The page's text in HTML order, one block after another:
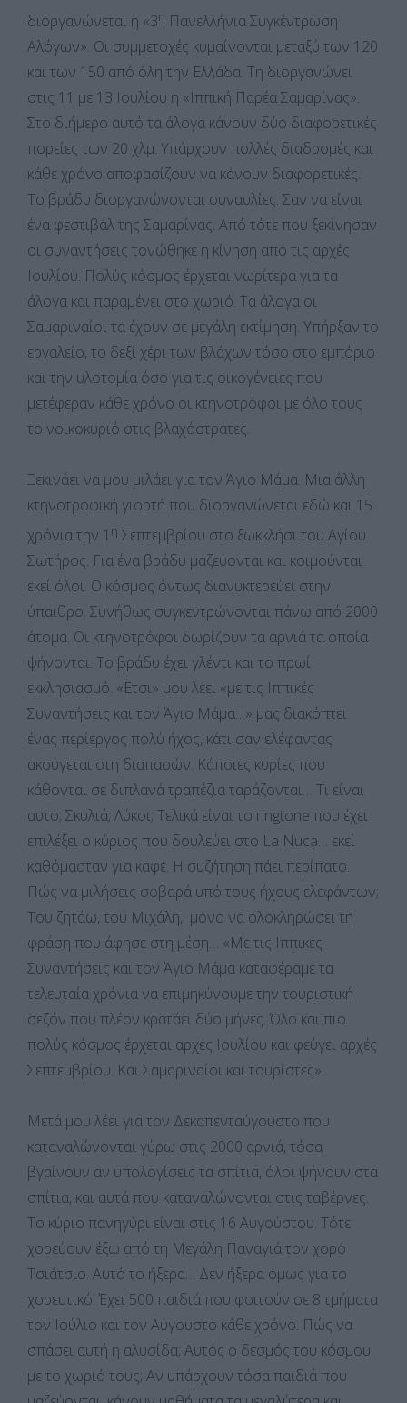
διοργανώνεται η «3η Πανελλήνια Συγκέντρωση
Αλόγων». Οι συμμετοχές κυμαίνονται μεταξύ των 120
και των 150 από όλη την Ελλάδα. Τη διοργανώνει
στις 11 με 13 Ιουλίου η «Ιππική Παρέα Σαμαρίνας».
Στο διήμερο αυτό τα άλογα κάνουν δύο διαφορετικές
πορείες των 20 χλμ. Υπάρχουν πολλές διαδρομές και
κάθε χρόνο αποφασίζουν να κάνουν διαφορετικές.
Το βράδυ διοργανώνονται συναυλίες. Σαν να είναι
ένα φεστιβάλ της Σαμαρίνας. Από τότε που ξεκίνησαν
οι συναντήσεις τονώθηκε η κίνηση από τις αρχές
Ιουλίου. Πολύς κόσμος έρχεται νωρίτερα για τα
άλογα και παραμένει στο χωριό. Τα άλογα οι
Σαμαριναίοι τα έχουν σε μεγάλη εκτίμηση. Υπήρξαν το
εργαλείο, το δεξί χέρι των βλάχων τόσο στο εμπόριο
και την υλοτομία όσο για τις οικογένειες που
μετέφεραν κάθε χρόνο οι κτηνοτρόφοι με όλο τους
το νοικοκυριό στις βλαχόστρατες.
Ξεκινάει να μου μιλάει για τον Άγιο Μάμα. Μια άλλη
κτηνοτροφική γιορτή που διοργανώνεται εδώ και 15
χρόνια την 1 η Σεπτεμβρίου στο ξωκκλήσι του Αγίου
Σωτήρος. Για ένα βράδυ μαζεύονται και κοιμούνται
εκεί όλοι. Ο κόσμος όντως διανυκτερεύει στην
ύπαιθρο. Συνήθως συγκεντρώνονται πάνω από 2000
άτομα. Οι κτηνοτρόφοι δωρίζουν τα αρνιά τα οποία
ψήνονται. Το βράδυ έχει γλέντι και το πρωί
εκκλησιασμό. «Έτσι» μου λέει «με τις Ιππικές
Συναντήσεις και τον Άγιο Μάμα…» μας διακόπτει
ένας περίεργος πολύ ήχος, κάτι σαν ελέφαντας·
ακούγεται στη διαπασών. Κάποιες κυρίες που
κάθονται σε διπλανά τραπέζια ταράζονται… Τι είναι
αυτό; Σκυλιά; Λύκοι; Τελικά είναι το ringtone που έχει
επιλέξει ο κύριος που δουλεύει στο La Nuca… εκεί
καθόμασταν για καφέ. Η συζήτηση πάει περίπατο.
Πώς να μιλήσεις σοβαρά υπό τους ήχους ελεφάντων;
Του ζητάω, του Μιχάλη, μόνο να ολοκληρώσει τη
φράση που άφησε στη μέση… «Με τις Ιππικές
Συναντήσεις και τον Άγιο Μάμα καταφέραμε τα
τελευταία χρόνια να επιμηκύνουμε την τουριστική
σεζόν που πλέον κρατάει δύο μήνες. Όλο και πιο
πολύς κόσμος έρχεται αρχές Ιουλίου και φεύγει αρχές
Σεπτεμβρίου. Και Σαμαριναίοι και τουρίστες».
Μετά μου λέει για τον Δεκαπενταύγουστο που
καταναλώνονται γύρω στις 2000 αρνιά, τόσα
βγαίνουν αν υπολογίσεις τα σπίτια, όλοι ψήνουν στα
σπίτια, και αυτά που καταναλώνονται στις ταβέρνες.
Το κύριο πανηγύρι είναι στις 16 Αυγούστου. Τότε
χορεύουν έξω από τη Μεγάλη Παναγιά τον χορό
Τσιάτσιο. Αυτό το ήξερα… Δεν ήξερα όμως για το
χορευτικό. Έχει 500 παιδιά που φοιτούν σε 8 τμήματα
τον Ιούλιο και τον Αύγουστο κάθε χρόνο. Πώς να
σπάσει αυτή η αλυσίδα; Αυτός ο δεσμός του κόσμου
με το χωριό τους; Αν υπάρχουν τόσα παιδιά που